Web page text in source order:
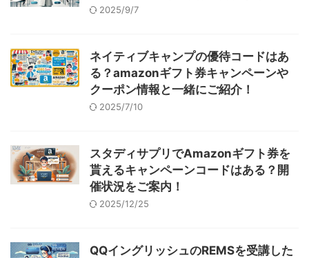
2025/9/7
ネイティブキャンプの優待コードはあ
る？amazonギフト券キャンペーンや
クーポン情報と一緒にご紹介！
2025/7/10
スタディサプリでAmazonギフト券を
貰えるキャンペーンコードはある？開
催状況をご案内！
2025/12/25
QQイングリッシュのREMSを受講した